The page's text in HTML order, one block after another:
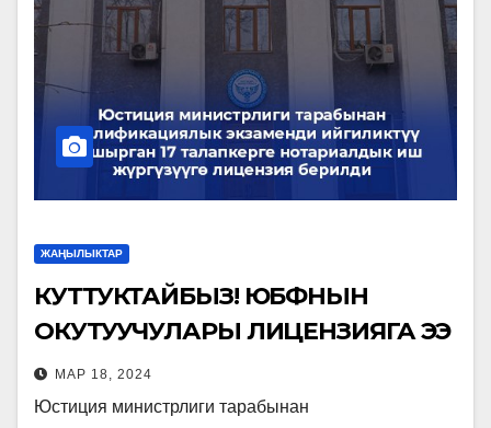
ЖАҢЫЛЫКТАР
КУТТУКТАЙБЫЗ! ЮБФНЫН
ОКУТУУЧУЛАРЫ ЛИЦЕНЗИЯГА ЭЭ
БОЛДУ.
МАР 18, 2024
Юстиция министрлиги тарабынан